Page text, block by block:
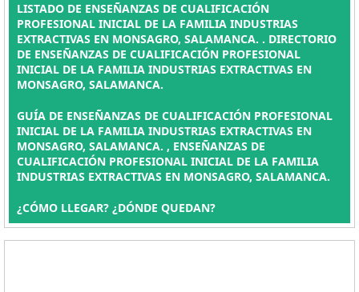
LISTADO DE ENSEÑANZAS DE CUALIFICACIÓN
PROFESIONAL INICIAL DE LA FAMILIA INDUSTRIAS
EXTRACTIVAS EN MONSAGRO, SALAMANCA. . DIRECTORIO
DE ENSEÑANZAS DE CUALIFICACIÓN PROFESIONAL
INICIAL DE LA FAMILIA INDUSTRIAS EXTRACTIVAS EN
MONSAGRO, SALAMANCA.
GUÍA DE ENSEÑANZAS DE CUALIFICACIÓN PROFESIONAL
INICIAL DE LA FAMILIA INDUSTRIAS EXTRACTIVAS EN
MONSAGRO, SALAMANCA. , ENSEÑANZAS DE
CUALIFICACIÓN PROFESIONAL INICIAL DE LA FAMILIA
INDUSTRIAS EXTRACTIVAS EN MONSAGRO, SALAMANCA.
¿CÓMO LLEGAR? ¿DÓNDE QUEDAN?